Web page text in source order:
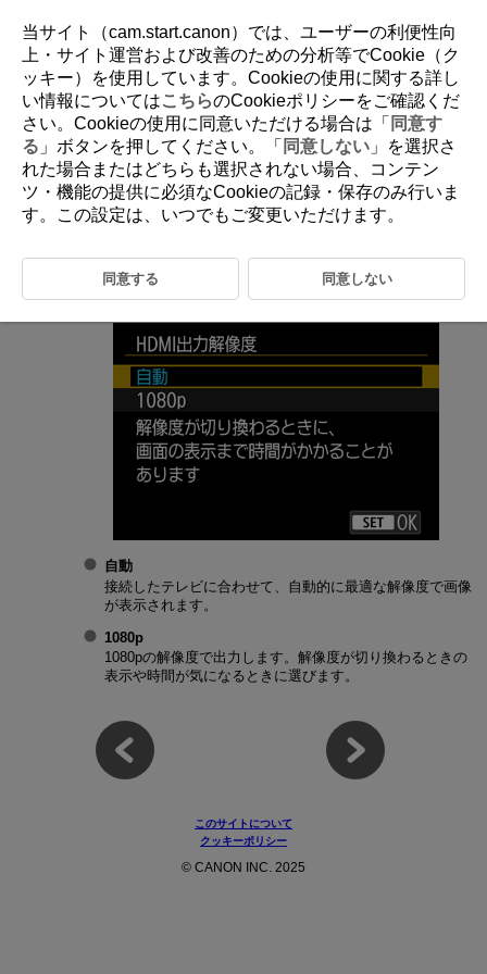
D090-190
HDMI出力解像度
カメラとテレビや外部記録機器などを、HDMIケーブルで接続して映像
を出力するときに、解像度を設定することができます。
：HDMI出力解像度 ］を選ぶ（
）
項目を選ぶ
自動
接続したテレビに合わせて、自動的に最適な解像度で画像
が表示されます。
1080p
1080pの解像度で出力します。解像度が切り換わるときの
表示や時間が気になるときに選びます。
このサイトについて
クッキーポリシー
© CANON INC. 2025
当サイト（cam.start.canon）では、ユーザーの利便性向
上・サイト運営および改善のための分析等でCookie（ク
ッキー）を使用しています。Cookieの使用に関する詳し
い情報についてはこちらのCookieポリシーをご確認くだ
さい。Cookieの使用に同意いただける場合は「 同意す
る 」ボタンを押してください。「 同意しない 」を選択さ
れた場合またはどちらも選択されない場合、コンテン
ツ・機能の提供に必須なCookieの記録・保存のみ行いま
す。この設定は、いつでもご変更いただけます。
同意する 同意しない